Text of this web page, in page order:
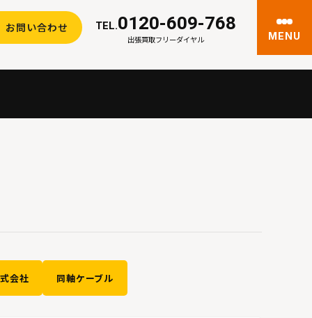
お問い合わせ TEL.0120-609-768
出張買取フリーダイヤル MENU
会社 同軸ケーブル